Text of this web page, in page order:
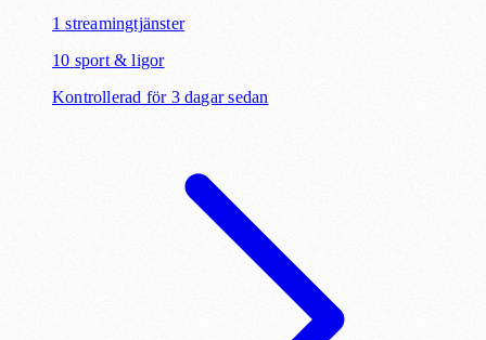
1 streamingtjänster
10 sport & ligor
Kontrollerad för 3 dagar sedan